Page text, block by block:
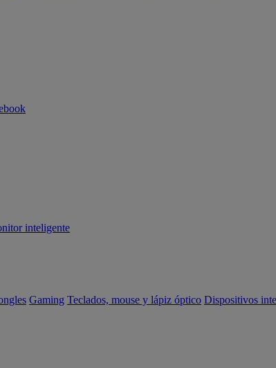
inteligente
Gaming Teclados, mouse y lápiz óptico Dispositivos